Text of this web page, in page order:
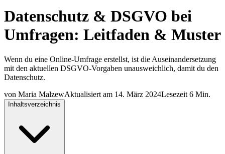
Datenschutz & DSGVO bei
Umfragen: Leitfaden & Muster
Wenn du eine Online-Umfrage erstellst, ist die Auseinandersetzung
mit den aktuellen DSGVO-Vorgaben unausweichlich, damit du den
Datenschutz.
von Maria MalzewAktualisiert am 14. März 2024Lesezeit 6 Min.
Inhaltsverzeichnis